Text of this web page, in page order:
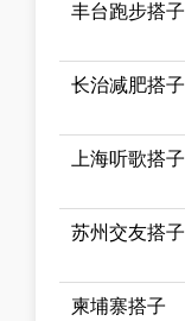
丰台跑步搭子
长治减肥搭子
上海听歌搭子
苏州交友搭子
柬埔寨搭子